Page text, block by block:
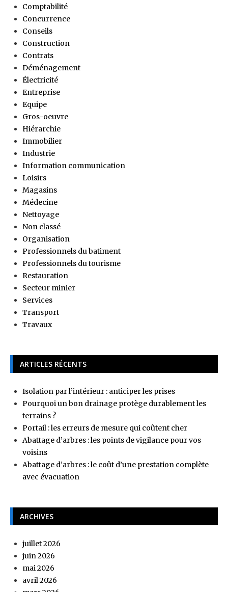
Comptabilité
Concurrence
Conseils
Construction
Contrats
Déménagement
Électricité
Entreprise
Equipe
Gros-oeuvre
Hiérarchie
Immobilier
Industrie
Information communication
Loisirs
Magasins
Médecine
Nettoyage
Non classé
Organisation
Professionnels du batiment
Professionnels du tourisme
Restauration
Secteur minier
Services
Transport
Travaux
ARTICLES RÉCENTS
Isolation par l’intérieur : anticiper les prises
Pourquoi un bon drainage protège durablement les
terrains ?
Portail : les erreurs de mesure qui coûtent cher
Abattage d’arbres : les points de vigilance pour vos
voisins
Abattage d’arbres : le coût d’une prestation complète
avec évacuation
ARCHIVES
juillet 2026
juin 2026
mai 2026
avril 2026